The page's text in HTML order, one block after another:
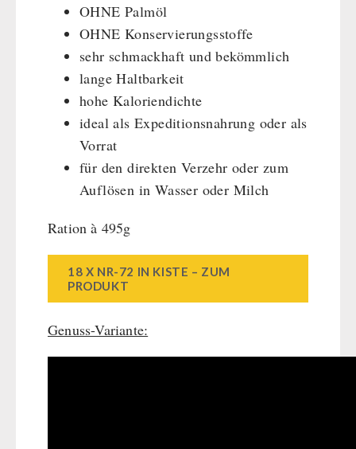
OHNE Palmöl
OHNE Konservierungsstoffe
sehr schmackhaft und bekömmlich
lange Haltbarkeit
hohe Kaloriendichte
ideal als Expeditionsnahrung oder als
Vorrat
für den direkten Verzehr oder zum
Auflösen in Wasser oder Milch
Ration à 495g
18 X NR-72 IN KISTE – ZUM
PRODUKT
Genuss-Variante: